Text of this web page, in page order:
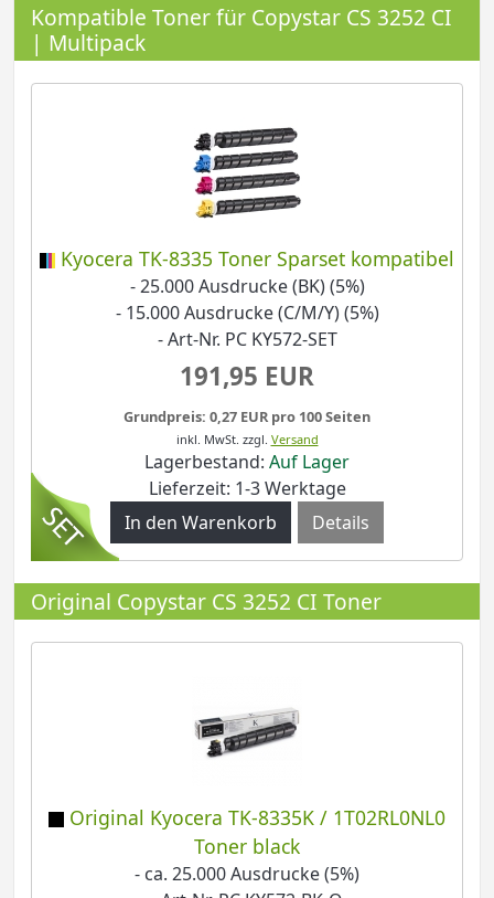
Kompatible Toner für Copystar CS 3252 CI
| Multipack
Kyocera TK-8335 Toner Sparset kompatibel
- 25.000 Ausdrucke (BK) (5%)
- 15.000 Ausdrucke (C/M/Y) (5%)
- Art-Nr. PC KY572-SET
191,95 EUR
Grundpreis: 0,27 EUR pro 100 Seiten
inkl. MwSt. zzgl. Versand
Lagerbestand: Auf Lager
Lieferzeit: 1-3 Werktage
Details
Original Copystar CS 3252 CI Toner
Original Kyocera TK-8335K / 1T02RL0NL0
Toner black
- ca. 25.000 Ausdrucke (5%)